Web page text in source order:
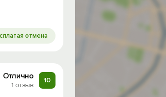
отмена
Отлично
1 отзыв
10